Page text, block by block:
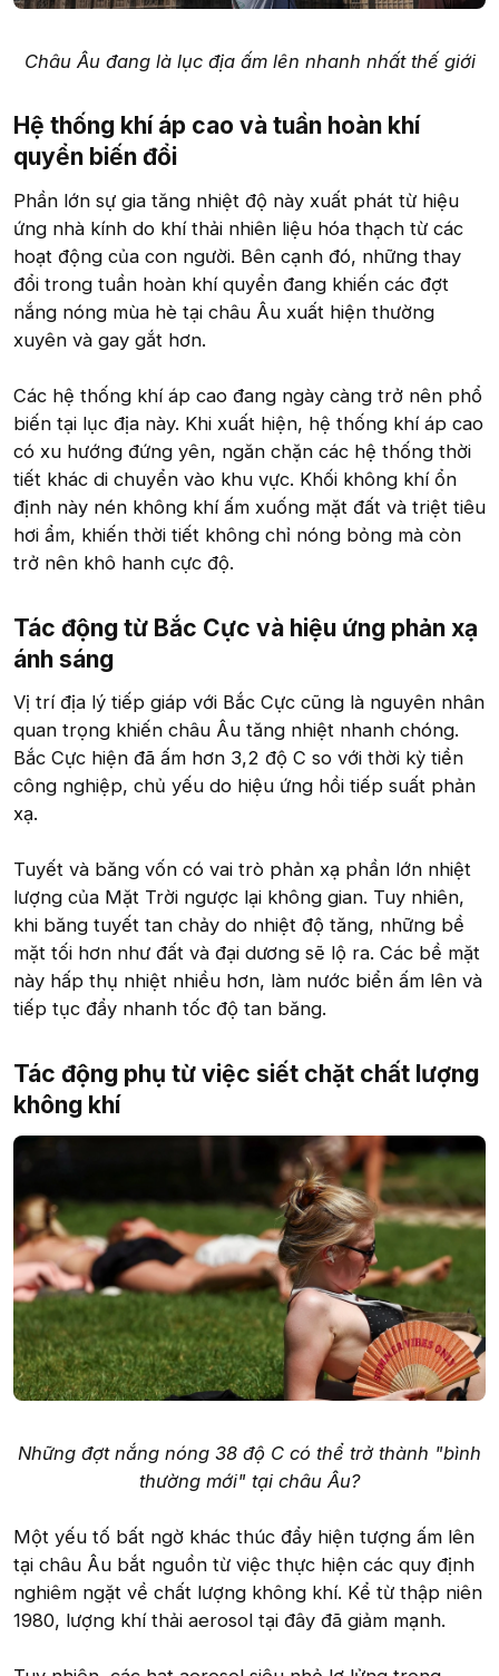
Châu Âu đang là lục địa ấm lên nhanh nhất thế giới
Hệ thống khí áp cao và tuần hoàn khí
quyển biến đổi​
Phần lớn sự gia tăng nhiệt độ này xuất phát từ hiệu
ứng nhà kính do khí thải nhiên liệu hóa thạch từ các
hoạt động của con người. Bên cạnh đó, những thay
đổi trong tuần hoàn khí quyển đang khiến các đợt
nắng nóng mùa hè tại châu Âu xuất hiện thường
xuyên và gay gắt hơn.
Các hệ thống khí áp cao đang ngày càng trở nên phổ
biến tại lục địa này. Khi xuất hiện, hệ thống khí áp cao
có xu hướng đứng yên, ngăn chặn các hệ thống thời
tiết khác di chuyển vào khu vực. Khối không khí ổn
định này nén không khí ấm xuống mặt đất và triệt tiêu
hơi ẩm, khiến thời tiết không chỉ nóng bỏng mà còn
trở nên khô hanh cực độ.
Tác động từ Bắc Cực và hiệu ứng phản xạ
ánh sáng​
Vị trí địa lý tiếp giáp với Bắc Cực cũng là nguyên nhân
quan trọng khiến châu Âu tăng nhiệt nhanh chóng.
Bắc Cực hiện đã ấm hơn 3,2 độ C so với thời kỳ tiền
công nghiệp, chủ yếu do hiệu ứng hồi tiếp suất phản
xạ.
Tuyết và băng vốn có vai trò phản xạ phần lớn nhiệt
lượng của Mặt Trời ngược lại không gian. Tuy nhiên,
khi băng tuyết tan chảy do nhiệt độ tăng, những bề
mặt tối hơn như đất và đại dương sẽ lộ ra. Các bề mặt
này hấp thụ nhiệt nhiều hơn, làm nước biển ấm lên và
tiếp tục đẩy nhanh tốc độ tan băng.
Tác động phụ từ việc siết chặt chất lượng
không khí​
Những đợt nắng nóng 38 độ C có thể trở thành "bình
thường mới" tại châu Âu?
Một yếu tố bất ngờ khác thúc đẩy hiện tượng ấm lên
tại châu Âu bắt nguồn từ việc thực hiện các quy định
nghiêm ngặt về chất lượng không khí. Kể từ thập niên
1980, lượng khí thải aerosol tại đây đã giảm mạnh.